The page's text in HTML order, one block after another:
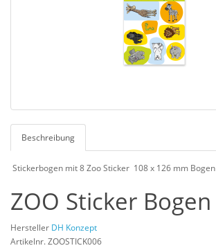
Beschreibung
Stickerbogen mit 8 Zoo Sticker 108 x 126 mm Bogen
ZOO Sticker Bogen
Hersteller DH Konzept
Artikelnr. ZOOSTICK006